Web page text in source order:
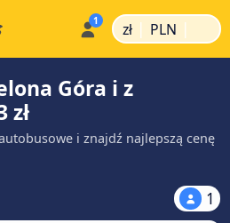
zł | PLN |
Góra i z
zł
i znajdź najlepszą cenę
1